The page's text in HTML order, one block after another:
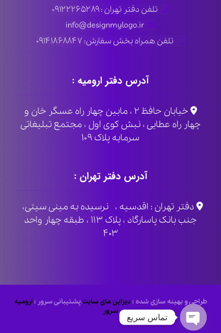
تلفن دفتر تهران : ۰۹۱۲۲۲۶۵۲۸۹
info@designmylogo.ir
تلفن همراه بخش سفارش: ۰۹۱۴۱۸۶۸۸۴۷
آدرس دفتر ارومیه :
خیابان حافظ ۲ ، مابین چهار راه عسگر خان و
چهار راه عطایی ، نبش کوی اول ، مجتمع تبلیغاتی
سرمایه پلاک ۱۰۹
آدرس دفتر تهران :
دفتر تهران : اقدسیه ، نرسیده به مینی سیتی،
جنب بانک پاسارگاد ، پلاک ۱۱۳ ، طبقه چهار واحد
۴۰۳
طراحی و بهینه سازی شده :دیزاین مای سایت،پشتیبانی سرور :ارومیه
سرور
تماس سریع